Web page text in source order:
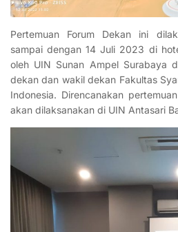
Pertemuan Forum Dekan ini
sampai dengan 14 Juli 2023 di
oleh UIN Sunan Ampel Surabaya
dekan dan wakil dekan Fakultas
Indonesia. Direncanakan
akan dilaksanakan di UIN Antasari